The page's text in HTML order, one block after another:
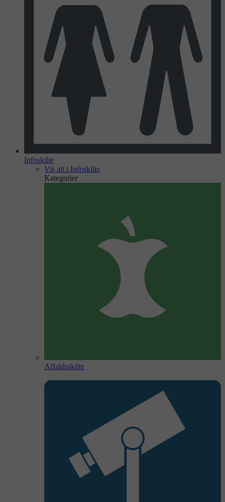
Infoskilte
Vis alt i Infoskilte
Kategorier
Affaldsskilte